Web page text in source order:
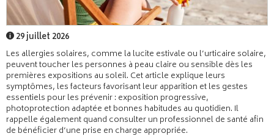
29 juillet 2026
Les allergies solaires, comme la lucite estivale ou l’urticaire solaire,
peuvent toucher les personnes à peau claire ou sensible dès les
premières expositions au soleil. Cet article explique leurs
symptômes, les facteurs favorisant leur apparition et les gestes
essentiels pour les prévenir : exposition progressive,
photoprotection adaptée et bonnes habitudes au quotidien. Il
rappelle également quand consulter un professionnel de santé afin
de bénéficier d’une prise en charge appropriée.